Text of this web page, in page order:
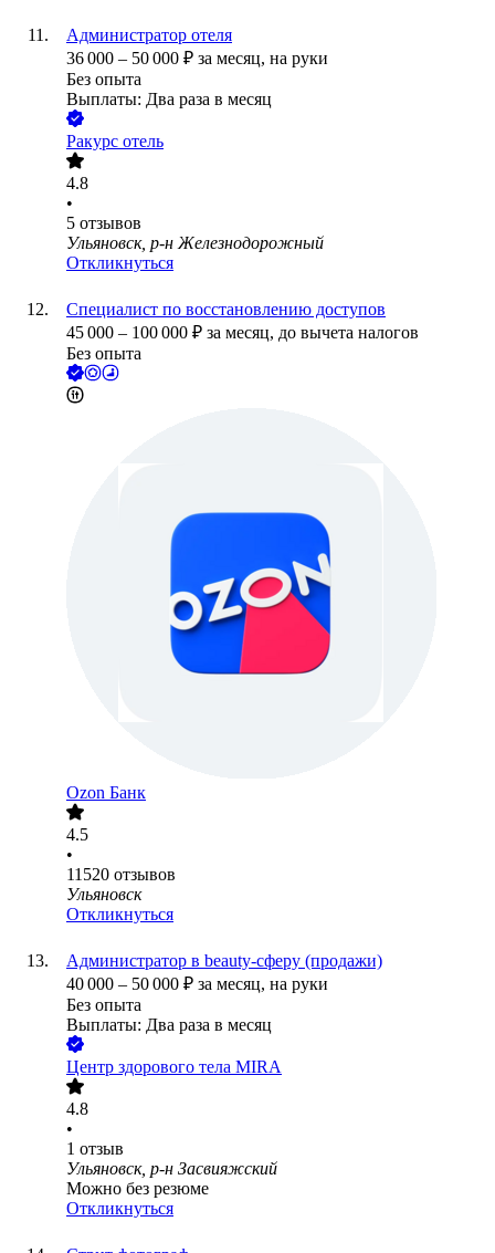
Администратор отеля
36 000 – 50 000 ₽ за месяц, на руки
Без опыта
Выплаты: Два раза в месяц
Ракурс отель
4.8
•
5 отзывов
Ульяновск, р-н Железнодорожный
Откликнуться
Специалист по восстановлению доступов
45 000 – 100 000 ₽ за месяц, до вычета налогов
Без опыта
Ozon Банк
4.5
•
11520 отзывов
Ульяновск
Откликнуться
Администратор в beauty-сферу (продажи)
40 000 – 50 000 ₽ за месяц, на руки
Без опыта
Выплаты: Два раза в месяц
Центр здорового тела MIRA
4.8
•
1 отзыв
Ульяновск, р-н Засвияжский
Можно без резюме
Откликнуться